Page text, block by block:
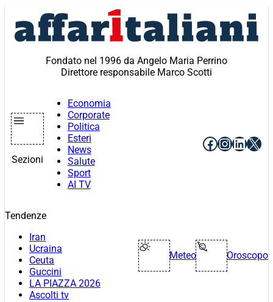
contenuto
Fondato nel 1996 da Angelo Maria Perrino
Direttore responsabile Marco Scotti
Sezioni
Economia
Corporate
Politica
Esteri
News
Salute
Sport
AI TV
Facebook
X
Tendenze
Iran
Ucraina
Ceuta
Guccini
LA PIAZZA 2026
Ascolti tv
Meteo Oroscopo